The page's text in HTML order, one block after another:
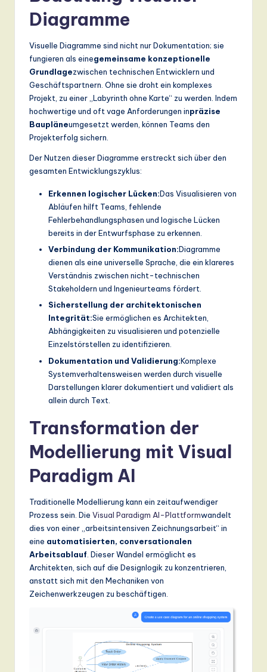
Diagramme
Visuelle Diagramme sind nicht nur Dokumentation; sie
fungieren als einegemeinsame konzeptionelle
Grundlagezwischen technischen Entwicklern und
Geschäftspartnern. Ohne sie droht ein komplexes
Projekt, zu einer „Labyrinth ohne Karte“ zu werden. Indem
hochwertige und oft vage Anforderungen inpräzise
Baupläneumgesetzt werden, können Teams den
Projekterfolg sichern.
Der Nutzen dieser Diagramme erstreckt sich über den
gesamten Entwicklungszyklus:
Erkennen logischer Lücken:Das Visualisieren von
Abläufen hilft Teams, fehlende
Fehlerbehandlungsphasen und logische Lücken
bereits in der Entwurfsphase zu erkennen.
Verbindung der Kommunikation:Diagramme
dienen als eine universelle Sprache, die ein klareres
Verständnis zwischen nicht-technischen
Stakeholdern und Ingenieurteams fördert.
Sicherstellung der architektonischen
Integrität:Sie ermöglichen es Architekten,
Abhängigkeiten zu visualisieren und potenzielle
Einzelstörstellen zu identifizieren.
Dokumentation und Validierung:Komplexe
Systemverhaltensweisen werden durch visuelle
Darstellungen klarer dokumentiert und validiert als
allein durch Text.
Transformation der
Modellierung mit Visual
Paradigm AI
Traditionelle Modellierung kann ein zeitaufwendiger
Prozess sein. Die Visual Paradigm AI-Plattformwandelt
dies von einer „arbeitsintensiven Zeichnungsarbeit“ in
eine automatisierten, conversationalen
Arbeitsablauf . Dieser Wandel ermöglicht es
Architekten, sich auf die Designlogik zu konzentrieren,
anstatt sich mit den Mechaniken von
Zeichenwerkzeugen zu beschäftigen.